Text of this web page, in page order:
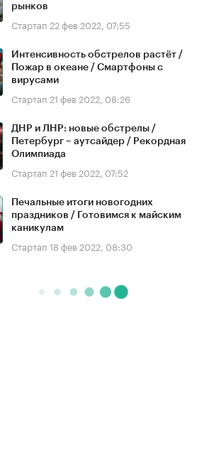
рынков
Стартап 22 фев 2022, 07:55
Интенсивность обстрелов растёт /
Пожар в океане / Смартфоны с
вирусами
Стартап 21 фев 2022, 08:26
ДНР и ЛНР: новые обстрелы /
Петербург – аутсайдер / Рекордная
Олимпиада
Стартап 21 фев 2022, 07:52
Печальные итоги новогодних
праздников / Готовимся к майским
каникулам
Стартап 18 фев 2022, 08:30